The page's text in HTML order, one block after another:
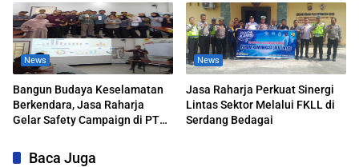
Dasco Ahmad
News
Bangun Budaya Keselamatan
Berkendara, Jasa Raharja
Gelar Safety Campaign di PT
News
Jasa Raharja Perkuat Sinergi
Lintas Sektor Melalui FKLL di
Serdang Bedagai
Baca Juga